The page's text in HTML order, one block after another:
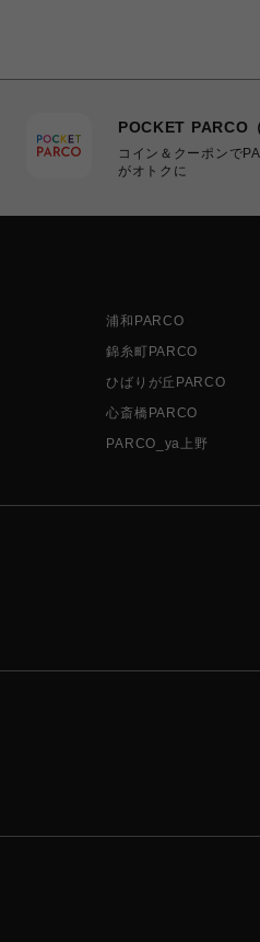
POCKET PARCO
コイン＆クーポンで
がオトクに
浦和PARCO
錦糸町PARCO
ひばりが丘PARCO
心斎橋PARCO
PARCO_ya上野